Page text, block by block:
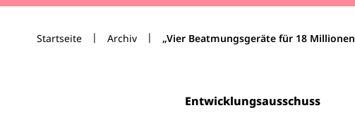
Startseite | Archiv | „Vier Beatmungsgeräte für 18
Entwicklungsausschuss